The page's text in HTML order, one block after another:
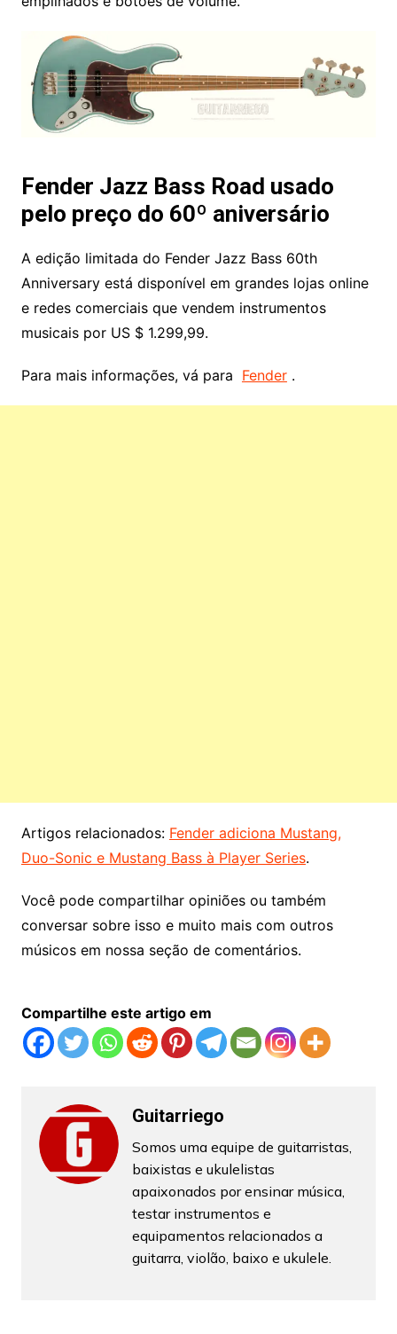
Fender Jazz Bass Road usado
pelo preço do 60º aniversário
A edição limitada do Fender Jazz Bass 60th
Anniversary está disponível em grandes lojas online
e redes comerciais que vendem instrumentos
musicais por US $ 1.299,99.
Para mais informações, vá para Fender.
Artigos relacionados: Fender adiciona Mustang,
Duo-Sonic e Mustang Bass à Player Series.
Você pode compartilhar opiniões ou também
conversar sobre isso e muito mais com outros
músicos em nossa seção de comentários.
Compartilhe este artigo em
Guitarriego
Somos uma equipe de guitarristas,
baixistas e ukulelistas
apaixonados por ensinar música,
testar instrumentos e
equipamentos relacionados a
guitarra, violão, baixo e ukulele.